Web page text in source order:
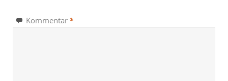
Kommentar *